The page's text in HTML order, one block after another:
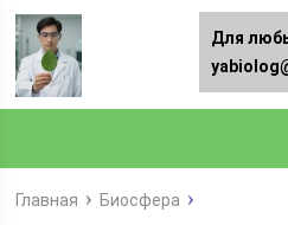
Главная Биосфера
Для